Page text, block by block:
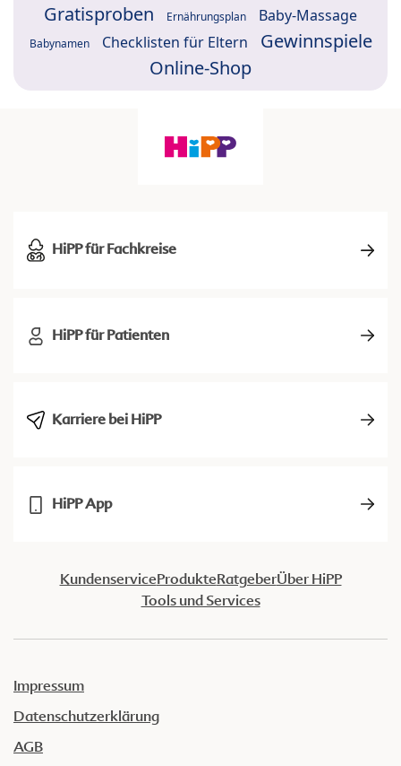
Gratisproben Ernährungsplan Baby-Massage
Babynamen Checklisten für Eltern
Gewinnspiele
Online-Shop
HiPP für Fachkreise
HiPP für Patienten
Karriere bei HiPP
HiPP App
KundenserviceProdukteRatgeberÜber HiPP
Tools und Services
Impressum
Datenschutzerklärung
AGB